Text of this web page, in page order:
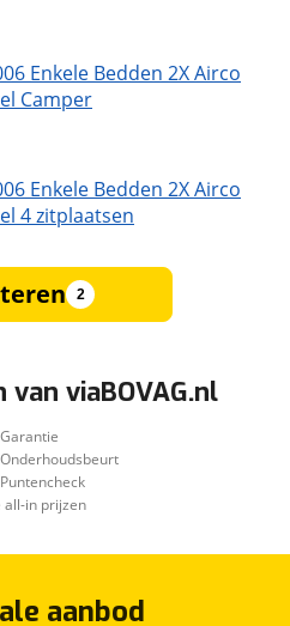
Enkele Bedden 2X Airco
Camper
Enkele Bedden 2X Airco
4 zitplaatsen
2
van viaBOVAG.nl
all-in prijzen
aanbod